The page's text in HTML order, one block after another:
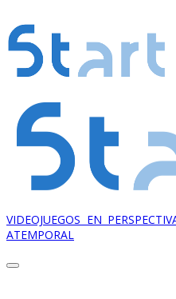
VIDEOJUEGOS EN
ATEMPORAL